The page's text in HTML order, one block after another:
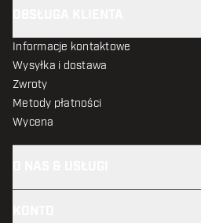
Informacje kontaktowe
Wysyłka i dostawa
Zwroty
Metody płatności
Wycena